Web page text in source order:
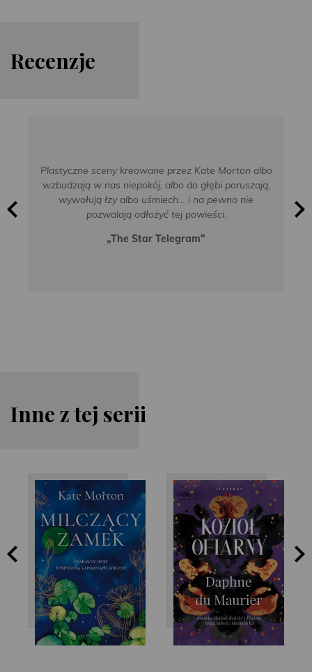
Recenzje
Plastyczne sceny kreowane przez Kate Morton albo
wzbudzają w nas niepokój, albo do głębi poruszają,
wywołują łzy albo uśmiech… i na pewno nie
pozwalają odłożyć tej powieści.
„The Star Telegram”
Inne z tej serii
Kate Morton
Daphne Du
Maurier